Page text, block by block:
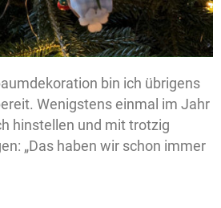
bin ich übrigens
Wenigstens einmal im Jahr
hinstellen und mit trotzig
„Das haben wir schon immer